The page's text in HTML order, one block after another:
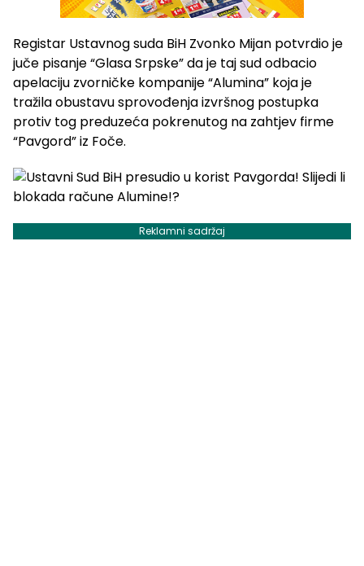
Registar Ustavnog suda BiH Zvonko Mijan potvrdio je
juče pisanje “Glasa Srpske” da je taj sud odbacio
apelaciju zvorničke kompanije “Alumina” koja je
tražila obustavu sprovođenja izvršnog postupka
protiv tog preduzeća pokrenutog na zahtjev firme
“Pavgord” iz Foče.
Reklamni sadržaj